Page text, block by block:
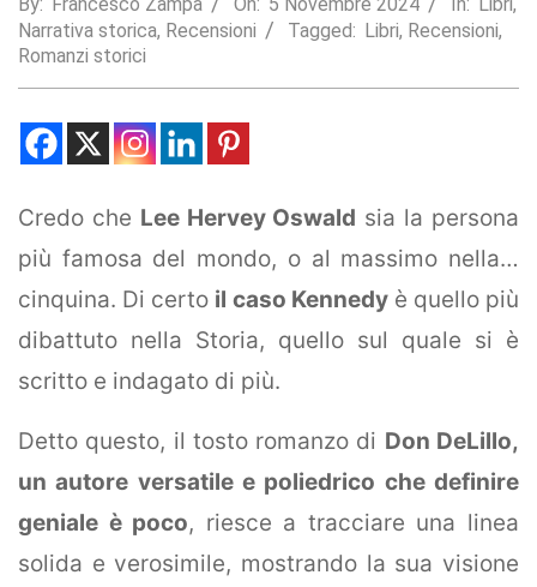
Narrativa storica, Recensioni Tagged: Libri, Recensioni,
Romanzi storici
Credo che Lee Hervey Oswald sia la persona
più famosa del mondo, o al massimo nella…
cinquina. Di certo il caso Kennedyè quello più
dibattuto nella Storia, quello sul quale si è
scritto e indagato di più.
Detto questo, il tosto romanzo di Don DeLillo,
un autore versatile e poliedrico che definire
geniale è poco, riesce a tracciare una linea
solida e verosimile, mostrando la sua visione
Statistics
In order for
us to
website's
functionality
based on
website is
Experience
In order for
to perform
possible
visit. If you
refuse these
cookies,